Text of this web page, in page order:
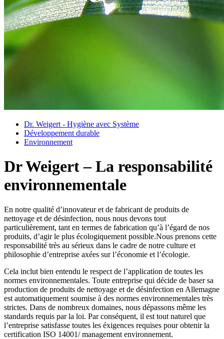
Dr. Weigert - Hygiène avec Système
Développement durable
Environnement
Dr Weigert – La responsabilité
environnementale
En notre qualité d’innovateur et de fabricant de produits de
nettoyage et de désinfection, nous nous devons tout
particulièrement, tant en termes de fabrication qu’à l’égard de nos
produits, d’agir le plus écologiquement possible.Nous prenons cette
responsabilité très au sérieux dans le cadre de notre culture et
philosophie d’entreprise axées sur l’économie et l’écologie.
Cela inclut bien entendu le respect de l’application de toutes les
normes environnementales. Toute entreprise qui décide de baser sa
production de produits de nettoyage et de désinfection en Allemagne
est automatiquement soumise à des normes environnementales très
strictes. Dans de nombreux domaines, nous dépassons même les
standards requis par la loi. Par conséquent, il est tout naturel que
l’entreprise satisfasse toutes les éxigences requises pour obtenir la
certification ISO 14001/ management environnement.